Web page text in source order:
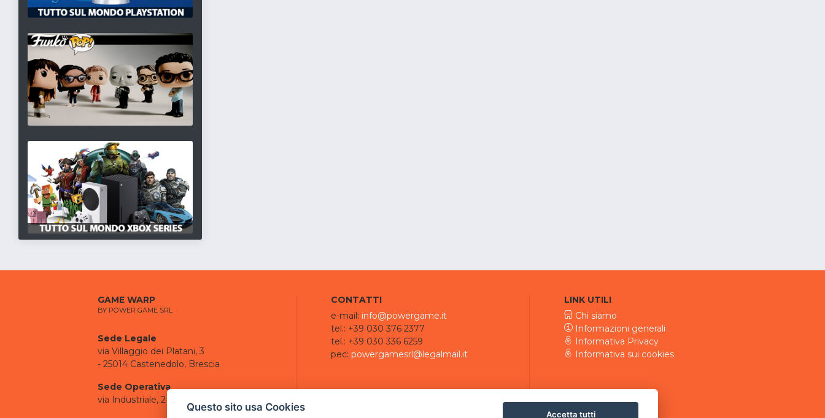
GAME WARP
BY POWER GAME SRL
Sede Legale
via Villaggio dei Platani, 3
- 25014 Castenedolo, Brescia
Sede Operativa
via Industriale, 2 - 25082 Botticino, BS
CONTATTI
e-mail: info@powergame.it
tel.: +39 030 376 2377
tel.: +39 030 336 6259
pec: powergamesrl@legalmail.it
LINK UTILI
Chi siamo
Informazioni generali
Informativa Privacy
Informativa sui cookies
Questo sito usa Cookies
Accetta tutti